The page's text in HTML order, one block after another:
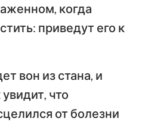
Притчи
Иезекииль
Осия
когда
приведут его к
вон из стана, и
что
от болезни